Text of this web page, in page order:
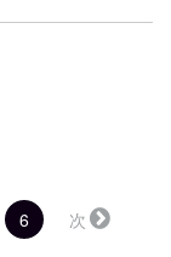
6（こ
の
次